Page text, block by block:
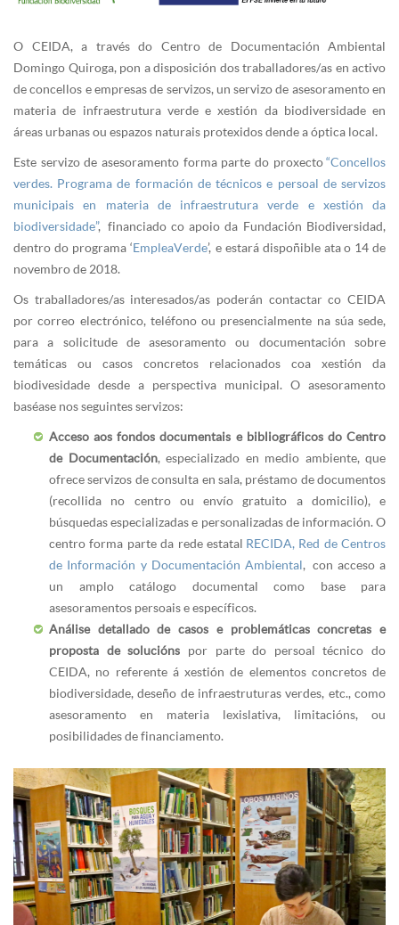
O CEIDA, a través do Centro de Documentación Ambiental
Domingo Quiroga, pon a disposición dos traballadores/as en activo
de concellos e empresas de servizos, un servizo de asesoramento en
materia de infraestrutura verde e xestión da biodiversidade en
áreas urbanas ou espazos naturais protexidos dende a óptica local.
Este servizo de asesoramento forma parte do proxecto“Concellos
verdes. Programa de formación de técnicos e persoal de servizos
municipais en materia de infraestrutura verde e xestión da
biodiversidade”, financiado co apoio da Fundación Biodiversidad,
dentro do programa ‘EmpleaVerde’, e estará dispoñible ata o 14 de
novembro de 2018.
Os traballadores/as interesados/as poderán contactar co CEIDA
por correo electrónico, teléfono ou presencialmente na súa sede,
para a solicitude de asesoramento ou documentación sobre
temáticas ou casos concretos relacionados coa xestión da
biodivesidade desde a perspectiva municipal. O asesoramento
baséase nos seguintes servizos:
Acceso aos fondos documentais e bibliográficos do Centro
de Documentación, especializado en medio ambiente, que
ofrece servizos de consulta en sala, préstamo de documentos
(recollida no centro ou envío gratuito a domicilio), e
búsquedas especializadas e personalizadas de información. O
centro forma parte da rede estatal RECIDA, Red de Centros
de Información y Documentación Ambiental, con acceso a
un amplo catálogo documental como base para
asesoramentos persoais e específicos.
Análise detallado de casos e problemáticas concretas e
proposta de solucións por parte do persoal técnico do
CEIDA, no referente á xestión de elementos concretos de
biodiversidade, deseño de infraestruturas verdes, etc., como
asesoramento en materia lexislativa, limitacións, ou
posibilidades de financiamento.